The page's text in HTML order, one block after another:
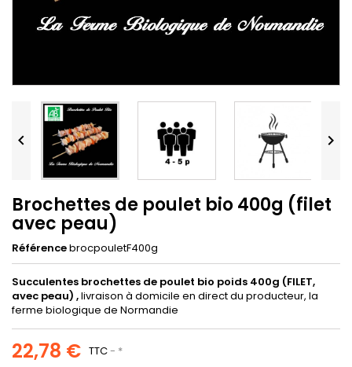
 
Brochettes de poulet bio 400g (filet
avec peau)
RéférencebrocpouletF400g
Succulentes brochettes de poulet bio poids 400g (FILET,
avec peau) ,livraison à domicile en direct du producteur, la
ferme biologique de Normandie
22,78 € TTC *